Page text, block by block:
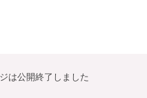
は公開終了しました